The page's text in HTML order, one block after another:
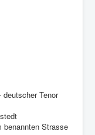
Tenor
benannten Strasse